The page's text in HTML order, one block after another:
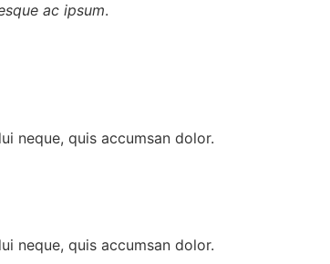
ac ipsum.
neque, quis accumsan dolor.
neque, quis accumsan dolor.